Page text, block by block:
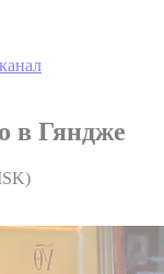
в Гяндже